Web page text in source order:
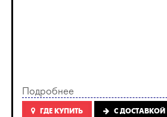
Подробнее
ГДЕ КУПИТЬ C ДОСТАВКОЙ